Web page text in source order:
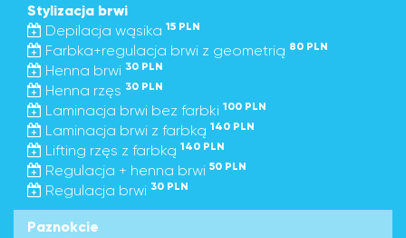
Stylizacja brwi
Depilacja wąsika 15 PLN
Farbka+regulacja brwi z geometrią 80 PLN
Henna brwi 30 PLN
Henna rzęs 30 PLN
Laminacja brwi bez farbki 100 PLN
Laminacja brwi z farbką 140 PLN
Lifting rzęs z farbką 140 PLN
Regulacja + henna brwi 50 PLN
Regulacja brwi 30 PLN
Paznokcie